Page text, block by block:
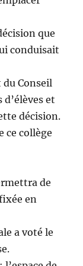
que
conduisait
du Conseil
et
décision.
ce collège
de
en
a voté le